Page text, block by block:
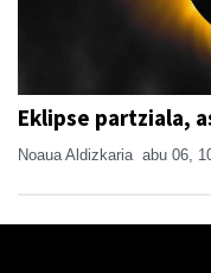
Eklipse partziala,
Noaua Aldizkaria abu 06,